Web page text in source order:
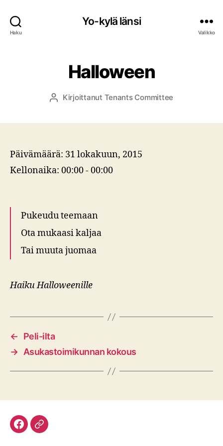
Haku
Yo-kylä länsi
Valikko
Halloween
Kirjoittaja
Kirjoittanut Tenants Committee
Päivämäärä: 31 lokakuun, 2015
Kellonaika: 00:00 - 00:00
Pukeudu teemaan
Ota mukaasi kaljaa
Tai muuta juomaa
Haiku Halloweenille
←
Peli-ilta
→ Asukastoimikunnan kokous
Facebook
Discord